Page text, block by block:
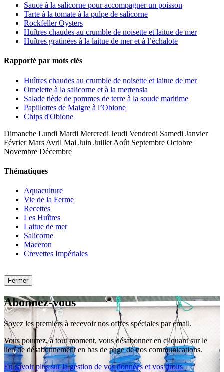
Sauce à la salicorne pour accompagner un poisson
Tarte à la tomate à la pulpe de salicorne
Rockfeller Oysters
Huîtres chaudes au crumble de noisette et laitue de mer
Huîtres gratinées à la laitue de mer et à l’échalote
Rapporté par mots clés
Huîtres chaudes au crumble de noisette et laitue de mer
Omelette à la salicorne et à la mertensia
Salade tiède de pommes de terre à la soude maritime
Papillottes de Maigre à l’Obione
Chips d'Obione
Dimanche Lundi Mardi Mercredi Jeudi Vendredi Samedi Janvier
Février Mars Avril Mai Juin Juillet Août Septembre Octobre
Novembre Décembre
Thématiques
Aquaculture
Vie de la Ferme
Recettes
Les Huîtres
Laitue de mer
Salicorne
Maceron
Crevettes Impériales
Fermer
Abonnez-vous
Soyez les premiers à recevoir nos offres spéciales par email.
Vous pourrez, à tout moment, vous désabonner en cliquant sur le
lien de désabonnement en bas de page de nos communications.
En savoir plus sur la gestion de vos données et vos droits